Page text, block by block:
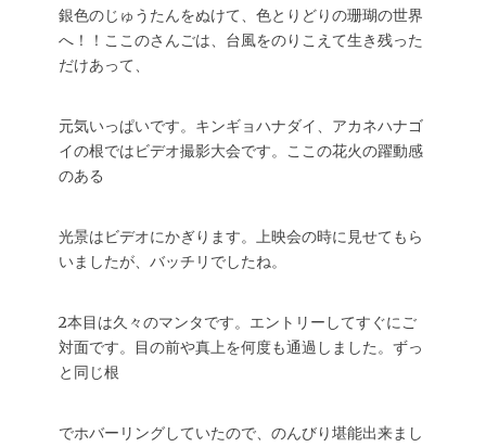
銀色のじゅうたんをぬけて、色とりどりの珊瑚の世界
へ！！ここのさんごは、台風をのりこえて生き残った
だけあって、
元気いっぱいです。キンギョハナダイ、アカネハナゴ
イの根ではビデオ撮影大会です。ここの花火の躍動感
のある
光景はビデオにかぎります。上映会の時に見せてもら
いましたが、バッチリでしたね。
2本目は久々のマンタです。エントリーしてすぐにご
対面です。目の前や真上を何度も通過しました。ずっ
と同じ根
でホバーリングしていたので、のんびり堪能出来まし